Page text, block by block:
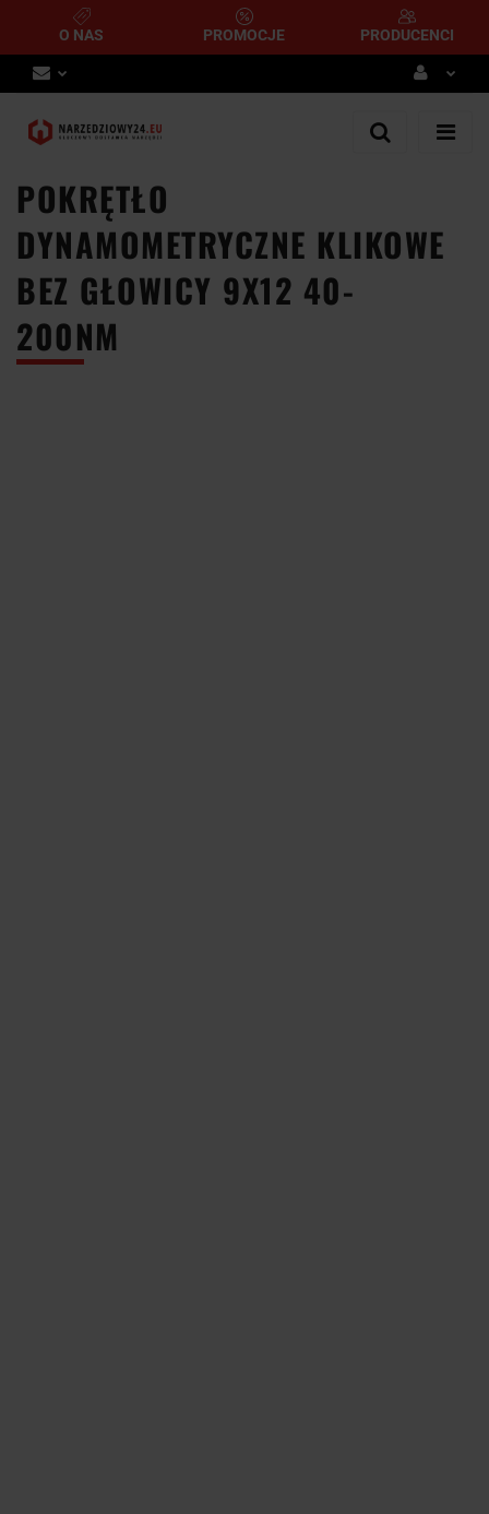
O NAS PROMOCJE PRODUCENCI
Zaloguj się
POKRĘTŁO
DYNAMOMETRYCZNE KLIKOWE
BEZ GŁOWICY 9X12 40-
200NM